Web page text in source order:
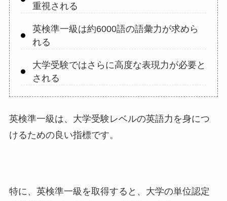
重視される
英検準一級は約6000語の語彙力が求めら
れる
大学受験ではさらに高度な表現力が必要と
される
英検準一級は、大学受験レベルの英語力を身につ
けるための良い指標です。
特に、英検準一級を取得すると、大学の単位認定